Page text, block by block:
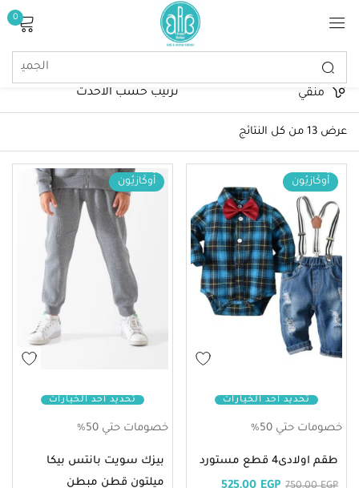
0
عرض ⁦13⁩ من كل النتائج
منقي
تحديد أحد الخيارات
أُوكَازيُون
خصومات حتي 50%
طقم اولادى4 قطع مستورد
تحديد أحد الخيارات
أُوكَازيُون
خصومات حتي 50%
بيزك سويت بانتس بيكا
ميلتون قطن مبطن
تسجيل الدخول
تذكرنى كلمة مرور مفقودة؟
تسجيل الدخول
إنشاء حساب